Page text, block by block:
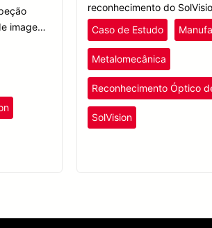
imagens
e
de
reconhecimento do
garantem que o OCR de
seja realizado com
independentemente de
números de identificação se
apresentam ou dos níveis
da luz.
Caso de Estudo
Metalomecânica
Reconhecimento Óptico
SolVision